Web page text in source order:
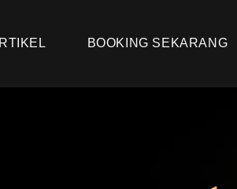
BOOKING SEKARANG